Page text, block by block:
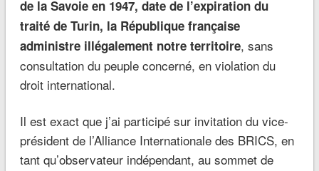
de la Savoie en 1947, date de l’expiration du
traité de Turin, la République française
administre illégalement notre territoire, sans
consultation du peuple concerné, en violation du
droit international.
Il est exact que j’ai participé sur invitation du vice-
président de l’Alliance Internationale des BRICS, en
tant qu’observateur indépendant, au sommet de